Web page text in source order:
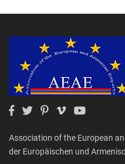
Association of the European
der Europäischen und